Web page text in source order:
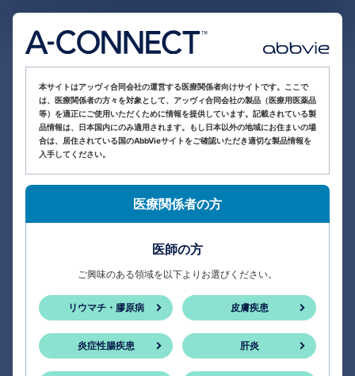
本サイトはアッヴィ合同会社の運営する医療関係者向けサイトです。ここで
は、医療関係者の方々を対象として、アッヴィ合同会社の製品（医療用医薬品
等）を適正にご使用いただくために情報を提供しています。記載されている製
品情報は、日本国内にのみ適用されます。もし日本以外の地域にお住まいの場
合は、居住されている国のAbbVieサイトをご確認いただき適切な製品情報を
入手してください。
医療関係者の方
医師の方
ご興味のある領域を以下よりお選びください。
リウマチ・膠原病 皮膚疾患
炎症性腸疾患 肝炎